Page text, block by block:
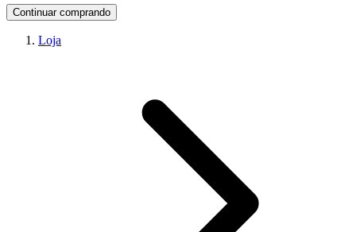
Continuar comprando
Loja